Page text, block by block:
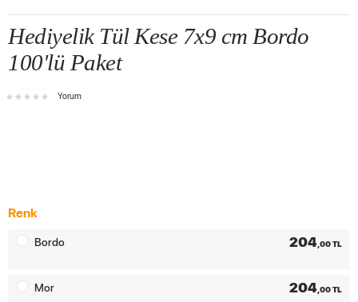
Hediyelik Tül Kese 7x9 cm Bordo
100'lü Paket
Yorum
Renk
Bordo 204,00 TL
Mor 204,00 TL